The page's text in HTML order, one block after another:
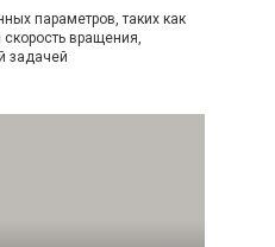
параметров, таких как
вращения,
задачей